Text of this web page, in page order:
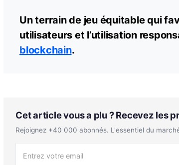
Un terrain de jeu équitable qui
utilisateurs et l’utilisation
blockchain.
Cet article vous a plu ? Recevez les
Rejoignez +40 000 abonnés. L'essentiel du